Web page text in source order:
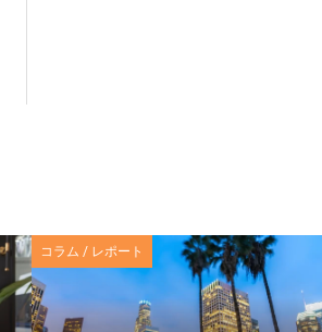
コラム / レポート